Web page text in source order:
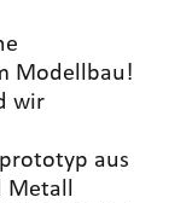
Modellbau!
wir
aus
Metall